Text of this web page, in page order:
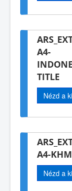
A4-
TITLE
Nézd a
A4-
Nézd a